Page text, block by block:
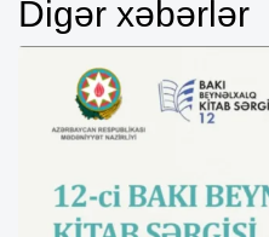
Digər xəbərlər